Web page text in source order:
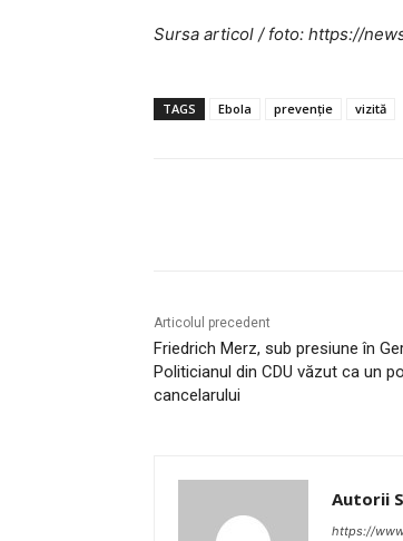
Sursa articol / foto: https://
TAGS Ebola prevenție vizită
Articolul precedent
Friedrich Merz, sub presiune în
Politicianul din CDU văzut ca un
cancelarului
Autorii
https://